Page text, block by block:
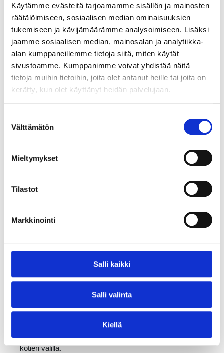
Käytämme evästeitä tarjoamamme sisällön ja mainosten
räätälöimiseen, sosiaalisen median ominaisuuksien
tukemiseen ja kävijämäärämme analysoimiseen. Lisäksi
jaamme sosiaalisen median, mainosalan ja analytiikka-
alan kumppaneillemme tietoja siitä, miten käytät
sivustoamme. Kumppanimme voivat yhdistää näitä
tietoja muihin tietoihin, joita olet antanut heille tai joita on
kerätty, kun olet käyttänyt heidän palvelujaan.
valinta
Välttämätön
Mieltymykset
Tilastot
Markkinointi
Salli kaikki
Salli valinta
Kiellä
Karjaan Puhelin kiittää kaikista saamistaan
yhdistykset ja organisaatiot tekevät. Tänä vuonna saimme
Haastavat päätökset tehtiin monivaiheisen valintaprosessin
Kaikki hakijat ovat saaneet tiedon sponsorointipäätöksistä
sähköpostitse viikolla 13.
Tänä vuonna päätimme tukea organisaatioita, jotka:
Edistävät yhteiskunnan turvallisuutta ja
muita.
Tukevat marginalisoituja ryhmiäja luovat parempia
osallistumismahdollisuuksia yhteiskuntaan.
Edistävät yhteistyötä perheiden ja koulutuslaitosten
välillä, vahvistaen yhteisöllisyyttä koulujen/päiväkotien ja
kotien välillä.